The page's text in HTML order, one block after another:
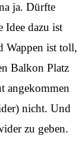
ja. Dürfte
Idee dazu ist
Wappen ist toll,
Balkon Platz
angekommen
nicht. Und
zu geben.